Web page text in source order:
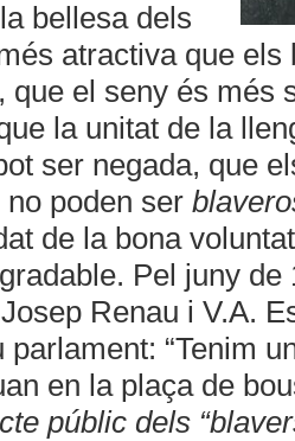
bellesa dels
atractiva que els
que el seny és més
la unitat de la
ser negada, que
poden ser
de la bona
Pel juny de
Renau i V.A.
parlament: “Tenim
en la plaça de
públic dels